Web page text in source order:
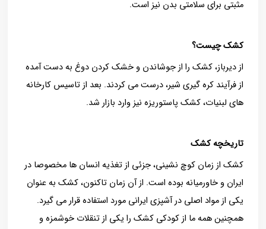
مثبتی برای سلامتی بدن نیز است.
کشک چیست؟
از دیرباز، کشک را از جوشاندن و خشک کردن دوغ به دست آمده
از فرآیند کره گیری شیر، درست می کردند. بعد از تاسیس کارخانه
های لبنیات، کشک پاستوریزه نیز وارد بازار شد.
تاریخچه کشک
کشک از زمان کوچ نشینی، جزئی از تغذیه انسان ها مخصوصا در
ایران و خاورمیانه بوده است. از آن زمان تاکنون، کشک به عنوان
یکی از مواد اصلی در آشپزی ایرانی مورد استفاده قرار می ‌گیرد.
همچنین همه ما از کودکی کشک را یکی از تنقلات خوشمزه و